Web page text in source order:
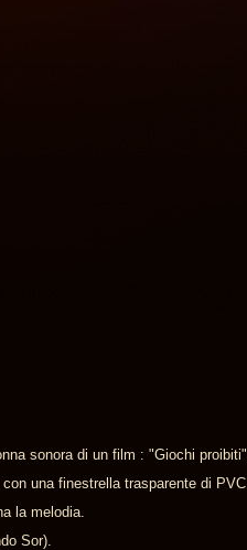
sonora di un film : "Giochi proibiti".
una finestrella trasparente di PVC.
la melodia.
Sor).